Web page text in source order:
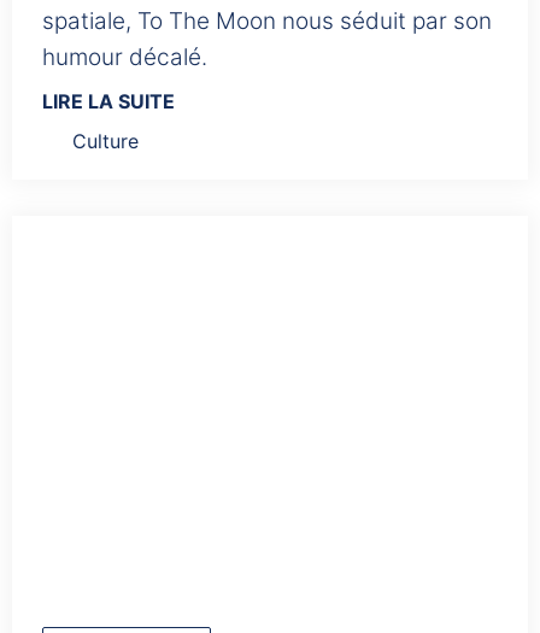
spatiale, To The Moon nous séduit par son
humour décalé.
LIRE LA SUITE
Culture